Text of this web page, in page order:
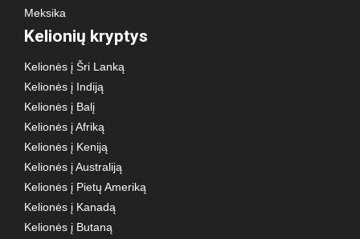
Meksika
Kelionių kryptys
Kelionės į Šri Lanką
Kelionės į Indiją
Kelionės į Balį
Kelionės į Afriką
Kelionės į Keniją
Kelionės į Australiją
Kelionės į Pietų Ameriką
Kelionės į Kanadą
Kelionės į Butaną